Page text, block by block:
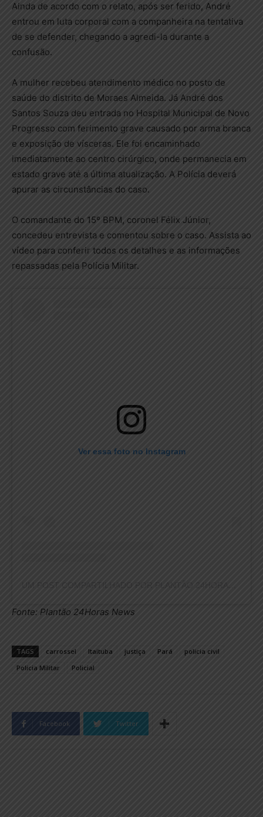
Ainda de acordo com o relato, após ser ferido, André
entrou em luta corporal com a companheira na tentativa
de se defender, chegando a agredi-la durante a
confusão.
A mulher recebeu atendimento médico no posto de
saúde do distrito de Moraes Almeida. Já André dos
Santos Souza deu entrada no Hospital Municipal de Novo
Progresso com ferimento grave causado por arma branca
e exposição de vísceras. Ele foi encaminhado
imediatamente ao centro cirúrgico, onde permanecia em
estado grave até a última atualização. A Polícia deverá
apurar as circunstâncias do caso.
O comandante do 15º BPM, coronel Félix Júnior,
concedeu entrevista e comentou sobre o caso. Assista ao
vídeo para conferir todos os detalhes e as informações
repassadas pela Polícia Militar.
Ver essa foto no Instagram
Fonte: Plantão 24Horas News
TAGS carrossel Itaituba justiça Pará
policia civil
Policia Militar
Policial
Facebook Twitter